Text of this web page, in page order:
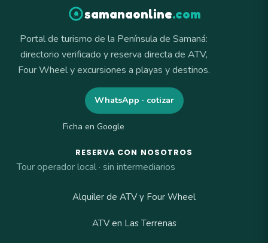
samanaonline.com
Portal de turismo de la Península de Samaná:
directorio verificado y reserva directa de ATV,
Four Wheel y excursiones a playas y destinos.
WhatsApp · cotizar
Ficha en Google
RESERVA CON NOSOTROS
Tour operador local · sin intermediarios
Alquiler de ATV y Four Wheel
ATV en Las Terrenas